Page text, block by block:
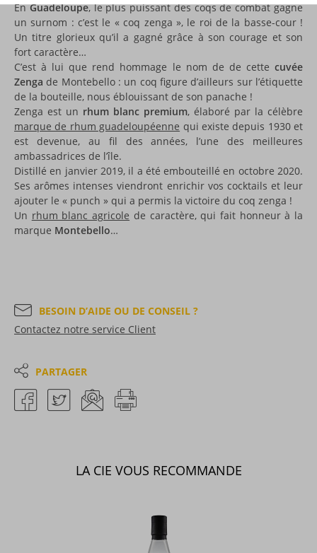
EnGuadeloupe, le plus puissant des coqs de combat gagne
un surnom : c’est le « coq zenga », le roi de la basse-cour !
Un titre glorieux qu’il a gagné grâce à son courage et son
fort caractère…
C’est à lui que rend hommage le nom de de cette cuvée
Zenga de Montebello : un coq figure d’ailleurs sur l’étiquette
de la bouteille, nous éblouissant de son panache !
Zenga est un rhum blanc premium, élaboré par la célèbre
marque de rhum guadeloupéenne qui existe depuis 1930 et
est devenue, au fil des années, l’une des meilleures
ambassadrices de l’île.
Distillé en janvier 2019, il a été embouteillé en octobre 2020.
Ses arômes intenses viendront enrichir vos cocktails et leur
ajouter le « punch » qui a permis la victoire du coq zenga !
Un rhum blanc agricole de caractère, qui fait honneur à la
marque Montebello…
BESOIN D’AIDE OU DE CONSEIL ?
Contactez notre service Client
PARTAGER
LA CIE VOUS RECOMMANDE